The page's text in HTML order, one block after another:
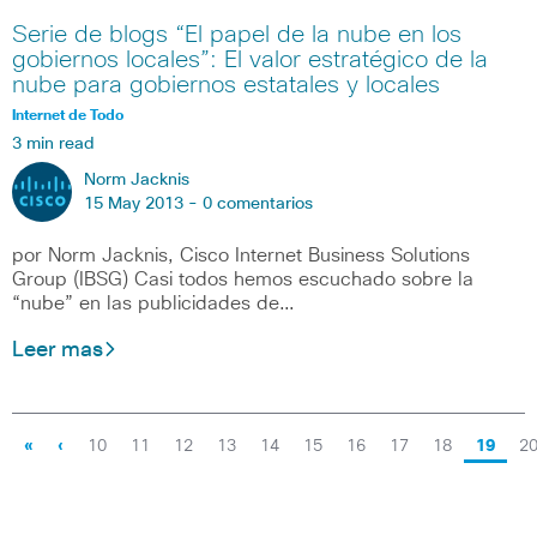
Serie de blogs “El papel de la nube en los
gobiernos locales”: El valor estratégico de la
nube para gobiernos estatales y locales
Internet de Todo
3 min read
Norm Jacknis
15 May 2013 - 0 comentarios
por Norm Jacknis, Cisco Internet Business Solutions
Group (IBSG) Casi todos hemos escuchado sobre la
“nube” en las publicidades de…
Leer mas
« ‹ 10 11 12 13 14 15 16 17 18 19 20